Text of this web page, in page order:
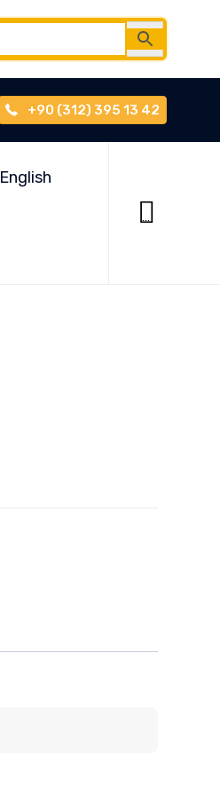
+90 (312) 395 13 42
English

...